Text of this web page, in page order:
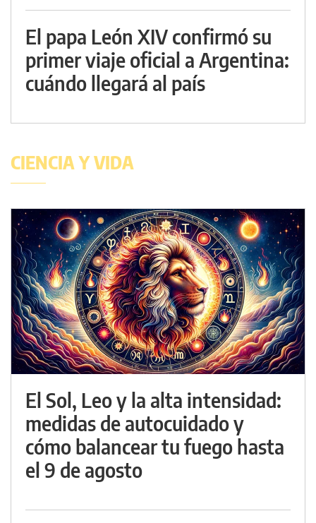
El papa León XIV confirmó su
primer viaje oficial a Argentina:
cuándo llegará al país
CIENCIA Y VIDA
El Sol, Leo y la alta intensidad:
medidas de autocuidado y
cómo balancear tu fuego hasta
el 9 de agosto